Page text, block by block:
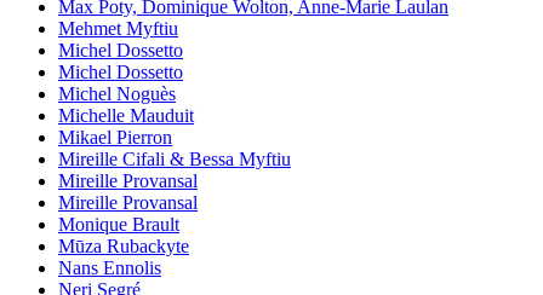
Max Poty, Dominique Wolton, Anne-Marie Laulan
Mehmet Myftiu
Michel Dossetto
Michel Dossetto
Michel Noguès
Michelle Mauduit
Mikael Pierron
Mireille Cifali & Bessa Myftiu
Mireille Provansal
Mireille Provansal
Monique Brault
Mūza Rubackyte
Nans Ennolis
Neri Segré